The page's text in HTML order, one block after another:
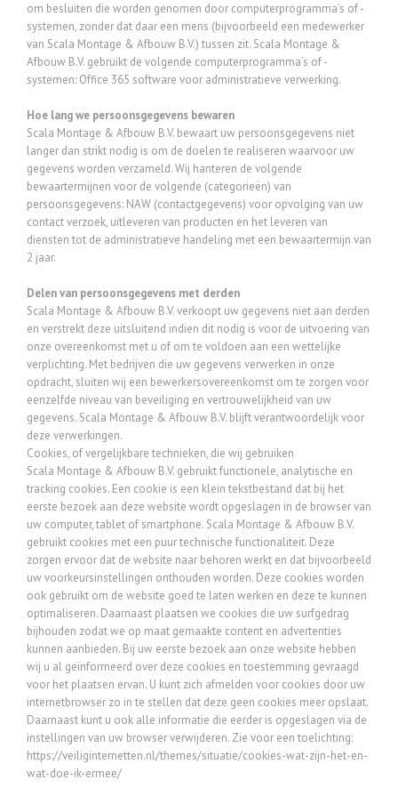
om besluiten die worden genomen door computerprogramma’s of -
systemen, zonder dat daar een mens (bijvoorbeeld een medewerker
van Scala Montage & Afbouw B.V.) tussen zit. Scala Montage &
Afbouw B.V. gebruikt de volgende computerprogramma’s of -
systemen: Office 365 software voor administratieve verwerking.
Hoe lang we persoonsgegevens bewaren
Scala Montage & Afbouw B.V. bewaart uw persoonsgegevens niet
langer dan strikt nodig is om de doelen te realiseren waarvoor uw
gegevens worden verzameld. Wij hanteren de volgende
bewaartermijnen voor de volgende (categorieën) van
persoonsgegevens: NAW (contactgegevens) voor opvolging van uw
contact verzoek, uitleveren van producten en het leveren van
diensten tot de administratieve handeling met een bewaartermijn van
2 jaar.
Delen van persoonsgegevens met derden
Scala Montage & Afbouw B.V. verkoopt uw gegevens niet aan derden
en verstrekt deze uitsluitend indien dit nodig is voor de uitvoering van
onze overeenkomst met u of om te voldoen aan een wettelijke
verplichting. Met bedrijven die uw gegevens verwerken in onze
opdracht, sluiten wij een bewerkersovereenkomst om te zorgen voor
eenzelfde niveau van beveiliging en vertrouwelijkheid van uw
gegevens. Scala Montage & Afbouw B.V. blijft verantwoordelijk voor
deze verwerkingen.
Cookies, of vergelijkbare technieken, die wij gebruiken
Scala Montage & Afbouw B.V. gebruikt functionele, analytische en
tracking cookies. Een cookie is een klein tekstbestand dat bij het
eerste bezoek aan deze website wordt opgeslagen in de browser van
uw computer, tablet of smartphone. Scala Montage & Afbouw B.V.
gebruikt cookies met een puur technische functionaliteit. Deze
zorgen ervoor dat de website naar behoren werkt en dat bijvoorbeeld
uw voorkeursinstellingen onthouden worden. Deze cookies worden
ook gebruikt om de website goed te laten werken en deze te kunnen
optimaliseren. Daarnaast plaatsen we cookies die uw surfgedrag
bijhouden zodat we op maat gemaakte content en advertenties
kunnen aanbieden. Bij uw eerste bezoek aan onze website hebben
wij u al geïnformeerd over deze cookies en toestemming gevraagd
voor het plaatsen ervan. U kunt zich afmelden voor cookies door uw
internetbrowser zo in te stellen dat deze geen cookies meer opslaat.
Daarnaast kunt u ook alle informatie die eerder is opgeslagen via de
instellingen van uw browser verwijderen. Zie voor een toelichting:
https://veiliginternetten.nl/themes/situatie/cookies-wat-zijn-het-en-
wat-doe-ik-ermee/